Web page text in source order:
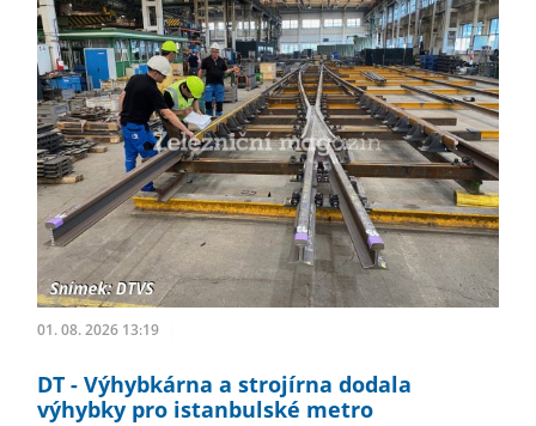
01. 08. 2026 13:19
DT - Výhybkárna a strojírna dodala
výhybky pro istanbulské metro